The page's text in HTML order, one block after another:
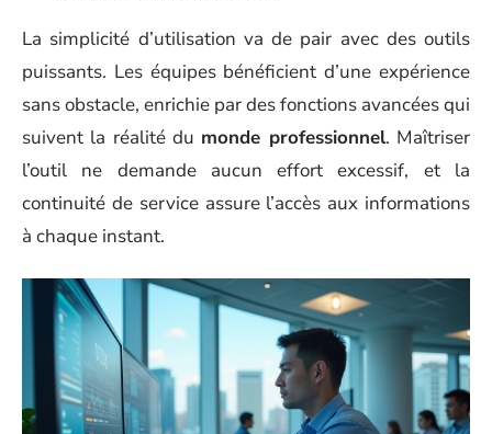
La simplicité d’utilisation va de pair avec des outils
puissants. Les équipes bénéficient d’une expérience
sans obstacle, enrichie par des fonctions avancées qui
suivent la réalité du monde professionnel. Maîtriser
l’outil ne demande aucun effort excessif, et la
continuité de service assure l’accès aux informations
à chaque instant.